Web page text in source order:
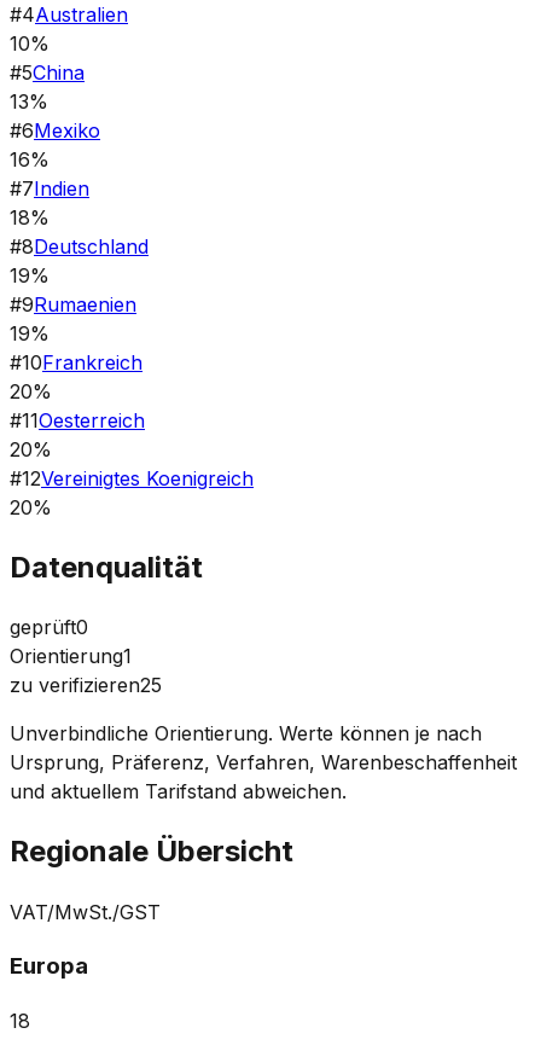
#4Australien
10%
#5China
13%
#6Mexiko
16%
#7Indien
18%
#8Deutschland
19%
#9Rumaenien
19%
#10Frankreich
20%
#11Oesterreich
20%
#12Vereinigtes Koenigreich
20%
Datenqualität
geprüft0
Orientierung1
zu verifizieren25
Unverbindliche Orientierung. Werte können je nach
Ursprung, Präferenz, Verfahren, Warenbeschaffenheit
und aktuellem Tarifstand abweichen.
Regionale Übersicht
VAT/MwSt./GST
Europa
18